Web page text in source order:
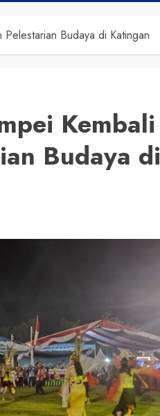
Budaya di Katingan
Kembali
Budaya di